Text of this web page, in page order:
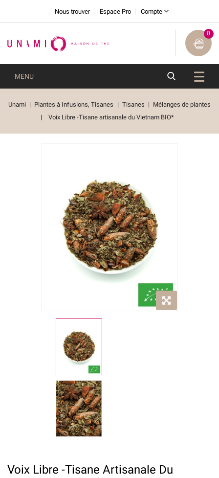
Nous trouver Espace Pro Compte
0
MENU
Unami Plantes à Infusions, Tisanes Tisanes
Mélanges de plantes
Voix Libre -Tisane artisanale du Vietnam BIO*
Voix Libre -Tisane Artisanale Du